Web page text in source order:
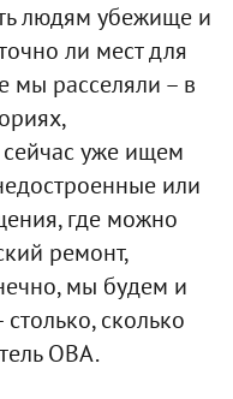
людям убежище и
ли мест для
мы расселяли – в
уже ищем
или
где можно
ремонт,
мы будем и
сколько
ОВА.